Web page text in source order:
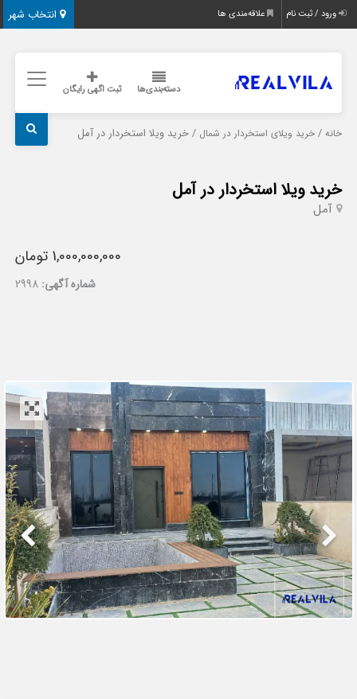
انتخاب شهر ورود / ثبت نام علاقه‌مندی ها
دسته‌بندی‌ها ثبت اگهی رایگان
خانه /خرید ویلای استخردار در شمال / خرید ویلا استخردار در آمل
خرید ویلا استخردار در آمل
آمل
1,000,000,000 تومان
شماره آگهی: 2998